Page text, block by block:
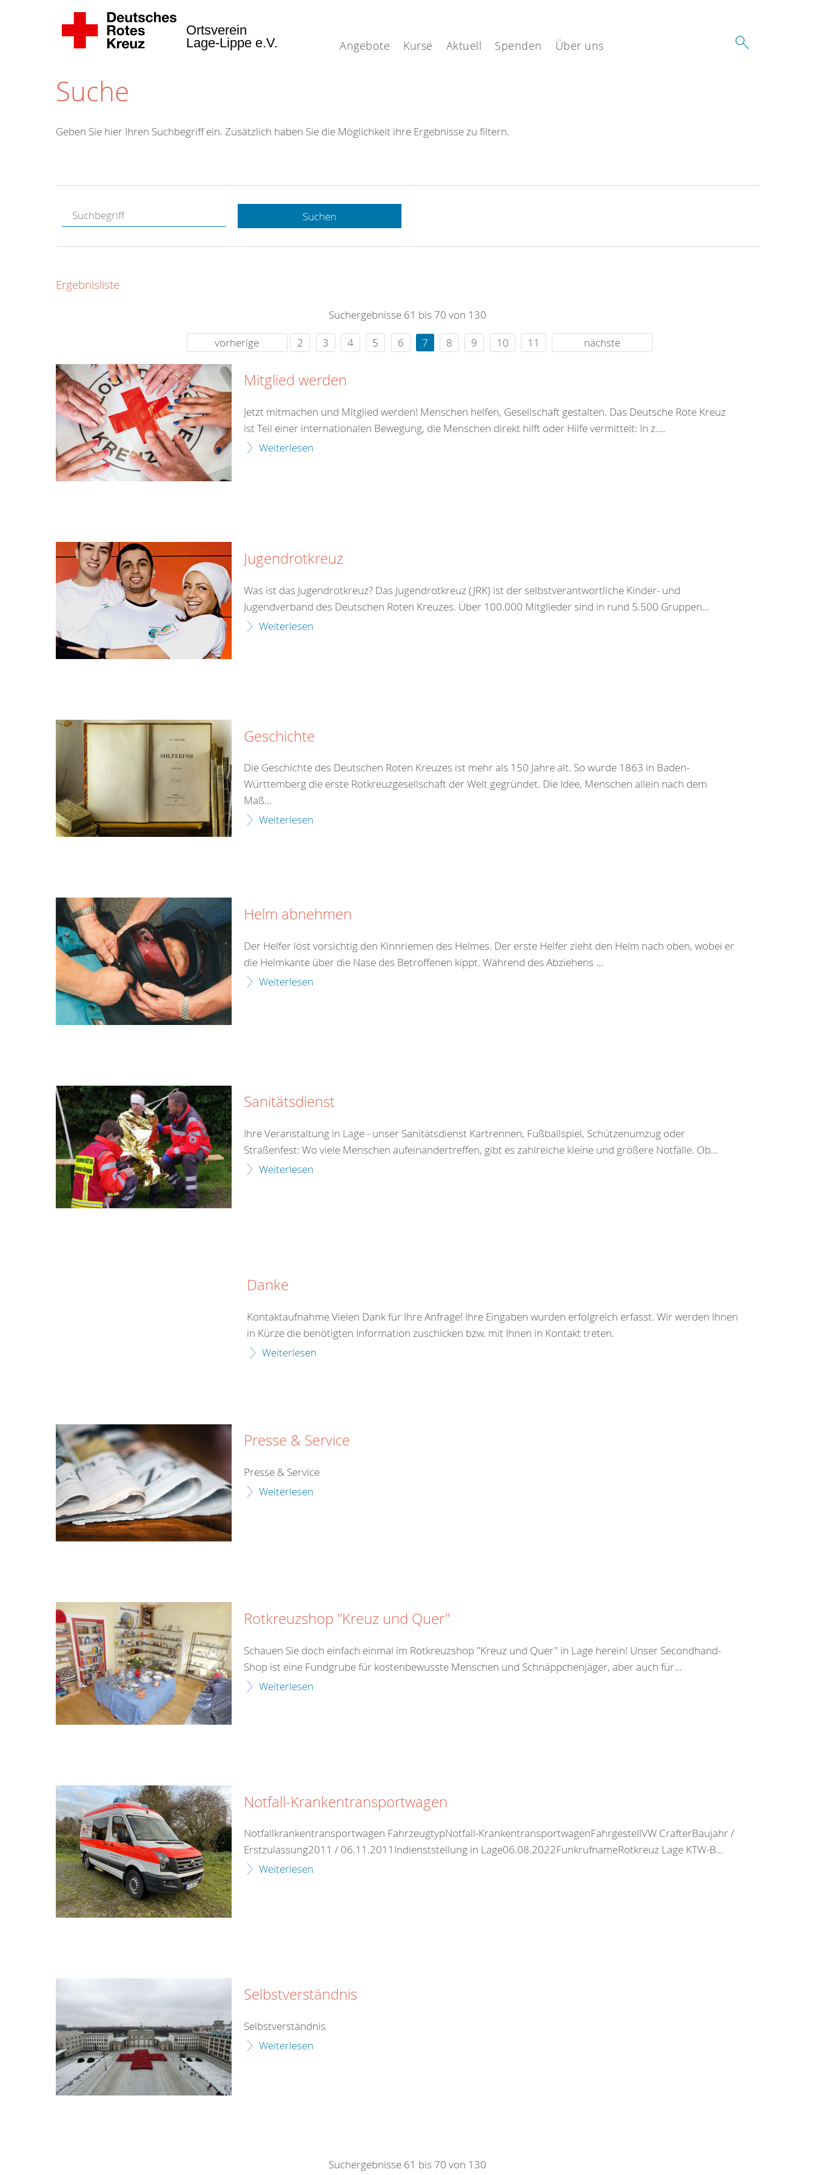
Angebote Kurse Aktuell Spenden Über uns
Ortsverein
Lage-Lippe e.V.
Suche
Hotline.
gerne.
rund um die Uhr
Geben Sie hier Ihren Suchbegriff ein. Zusätzlich haben Sie die Möglichkeit ihre Ergebnisse zu filtern.
Suchen
Ergebnisliste
Suchergebnisse 61 bis 70 von 130
vorherige
2 3 4 5 6 7 8 9 10 11 nächste
Mitglied werden
Jetzt mitmachen und Mitglied werden! Menschen helfen, Gesellschaft gestalten. Das Deutsche Rote Kreuz
ist Teil einer internationalen Bewegung, die Menschen direkt hilft oder Hilfe vermittelt: In z....
Weiterlesen
Jugendrotkreuz
Was ist das Jugendrotkreuz? Das Jugendrotkreuz (JRK) ist der selbstverantwortliche Kinder- und
Jugendverband des Deutschen Roten Kreuzes. Über 100.000 Mitglieder sind in rund 5.500 Gruppen...
Weiterlesen
Geschichte
Die Geschichte des Deutschen Roten Kreuzes ist mehr als 150 Jahre alt. So wurde 1863 in Baden-
Württemberg die erste Rotkreuzgesellschaft der Welt gegründet. Die Idee, Menschen allein nach dem
Maß...
Weiterlesen
Helm abnehmen
Der Helfer löst vorsichtig den Kinnriemen des Helmes. Der erste Helfer zieht den Helm nach oben, wobei er
die Helmkante über die Nase des Betroffenen kippt. Während des Abziehens ...
Weiterlesen
Sanitätsdienst
Ihre Veranstaltung in Lage - unser Sanitätsdienst Kartrennen, Fußballspiel, Schützenumzug oder
Straßenfest: Wo viele Menschen aufeinandertreffen, gibt es zahlreiche kleine und größere Notfälle. Ob...
Weiterlesen
Danke
Kontaktaufnahme Vielen Dank für Ihre Anfrage! Ihre Eingaben wurden erfolgreich erfasst. Wir werden Ihnen
in Kürze die benötigten Information zuschicken bzw. mit Ihnen in Kontakt treten.
Weiterlesen
Presse & Service
Presse & Service
Weiterlesen
Rotkreuzshop "Kreuz und Quer"
Schauen Sie doch einfach einmal im Rotkreuzshop "Kreuz und Quer" in Lage herein! Unser Secondhand-
Shop ist eine Fundgrube für kostenbewusste Menschen und Schnäppchenjäger, aber auch für...
Weiterlesen
Notfall-Krankentransportwagen
Notfallkrankentransportwagen FahrzeugtypNotfall-KrankentransportwagenFahrgestellVW CrafterBaujahr /
Erstzulassung2011 / 06.11.2011Indienststellung in Lage06.08.2022FunkrufnameRotkreuz Lage KTW-B...
Weiterlesen
Selbstverständnis
Selbstverständnis
Weiterlesen
Suchergebnisse 61 bis 70 von 130